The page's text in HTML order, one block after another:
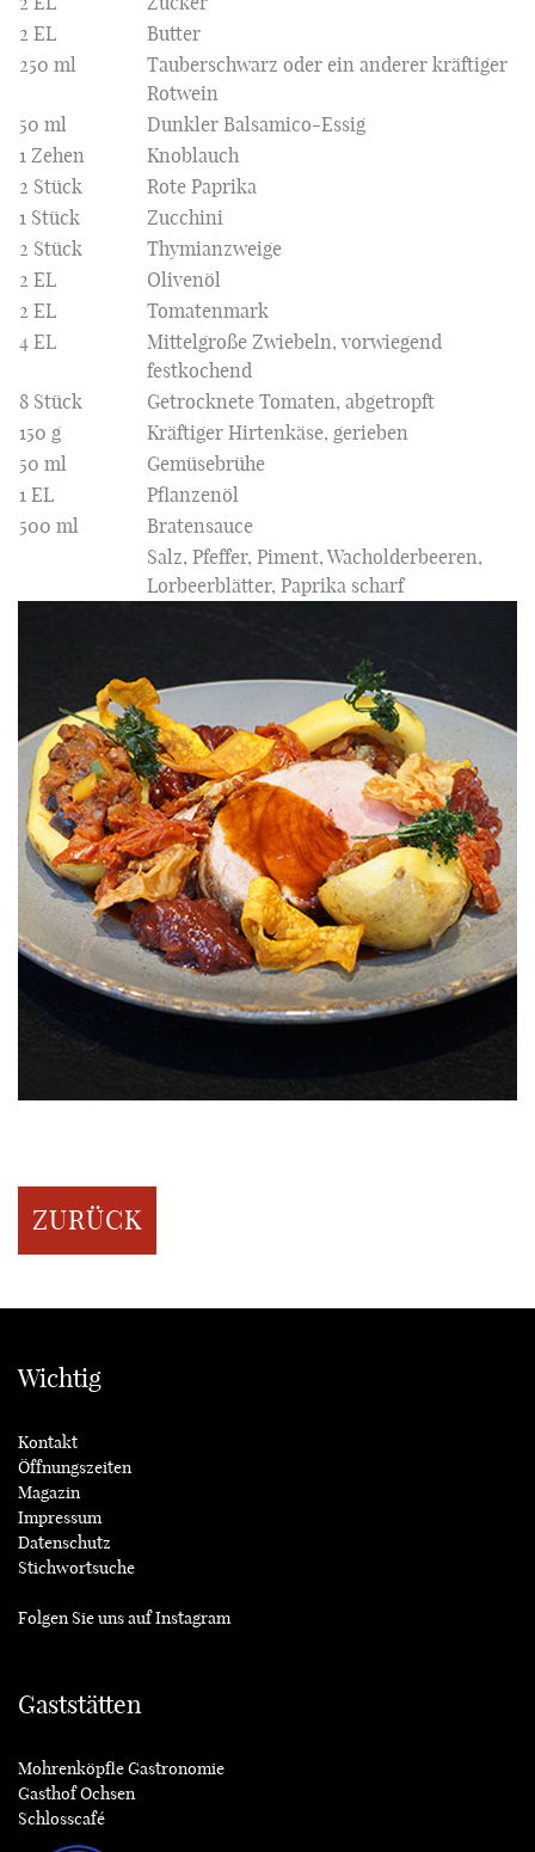
2 EL
Butter
250 ml
Tauberschwarz oder ein anderer kräftiger
Rotwein
50 ml
Dunkler Balsamico-Essig
1 Zehen
Knoblauch
2 Stück
Rote Paprika
1 Stück
Zucchini
2 Stück
Thymianzweige
2 EL
Olivenöl
2 EL
Tomatenmark
4 EL
Mittelgroße Zwiebeln, vorwiegend
festkochend
8 Stück
Getrocknete Tomaten, abgetropft
150 g
Kräftiger Hirtenkäse, gerieben
50 ml
Gemüsebrühe
1 EL
Pflanzenöl
500 ml
Bratensauce
Salz, Pfeffer, Piment, Wacholderbeeren,
Lorbeerblätter, Paprika scharf
ZURÜCK
Wichtig
Kontakt
Öffnungszeiten
Magazin
Impressum
Datenschutz
Stichwortsuche
Folgen Sie uns aufInstagram
Gaststätten
Mohrenköpfle Gastronomie
Gasthof Ochsen
Schlosscafé